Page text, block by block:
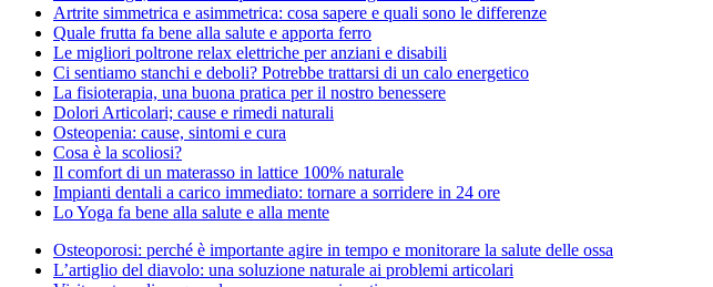
Artrite simmetrica e asimmetrica: cosa sapere e quali sono le differenze
Quale frutta fa bene alla salute e apporta ferro
Le migliori poltrone relax elettriche per anziani e disabili
Ci sentiamo stanchi e deboli? Potrebbe trattarsi di un calo energetico
La fisioterapia, una buona pratica per il nostro benessere
Dolori Articolari; cause e rimedi naturali
Osteopenia: cause, sintomi e cura
Cosa è la scoliosi?
Il comfort di un materasso in lattice 100% naturale
Impianti dentali a carico immediato: tornare a sorridere in 24 ore
Lo Yoga fa bene alla salute e alla mente
Osteoporosi: perché è importante agire in tempo e monitorare la salute delle ossa
L’artiglio del diavolo: una soluzione naturale ai problemi articolari